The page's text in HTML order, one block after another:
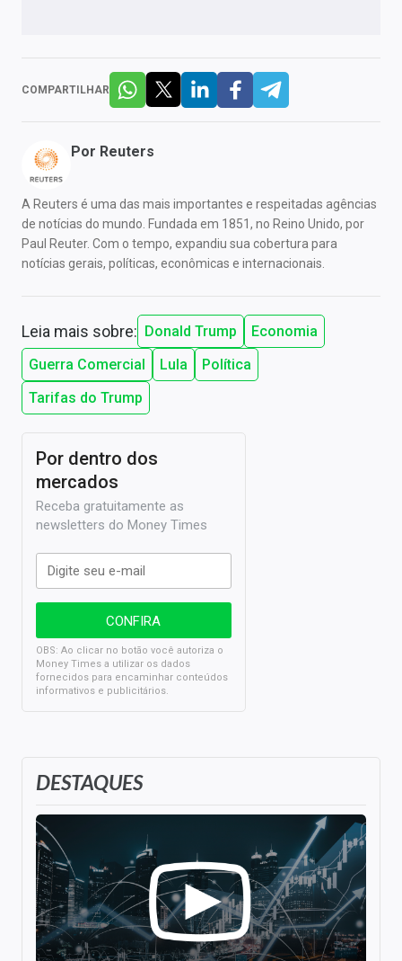
COMPARTILHAR
Por Reuters
A Reuters é uma das mais importantes e respeitadas agências
de notícias do mundo. Fundada em 1851, no Reino Unido, por
Paul Reuter. Com o tempo, expandiu sua cobertura para
notícias gerais, políticas, econômicas e internacionais.
Leia mais sobre: Donald Trump
Economia
Guerra Comercial
Lula
Política
Tarifas do Trump
DESTAQUES
Por dentro dos
mercados
Receba gratuitamente as
newsletters do Money Times
OBS: Ao clicar no botão você autoriza o
Money Times a utilizar os dados
fornecidos para encaminhar conteúdos
informativos e publicitários.